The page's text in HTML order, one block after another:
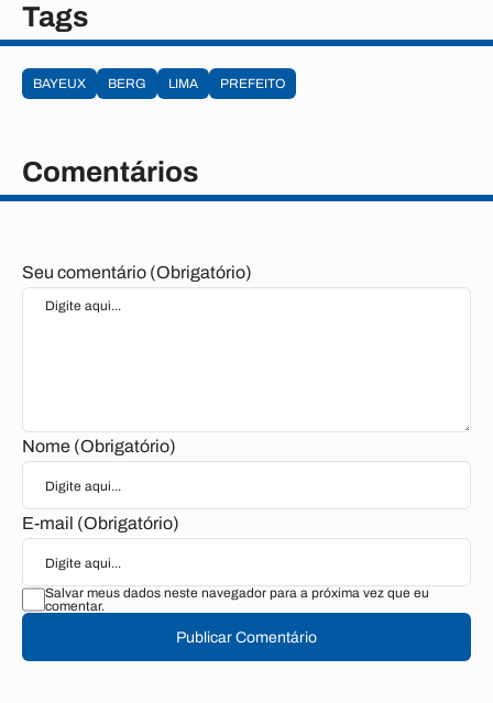
Tags
BAYEUX BERG LIMA PREFEITO
Comentários
Seu comentário (Obrigatório)
Nome (Obrigatório)
E-mail (Obrigatório)
Salvar meus dados neste navegador para a próxima vez que eu
comentar.
Publicar Comentário